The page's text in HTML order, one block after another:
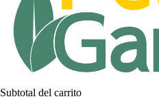
Subtotal del carrito